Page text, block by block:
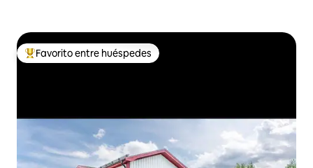
Favorito entre huéspedes preferido
Favorito entre huéspedes